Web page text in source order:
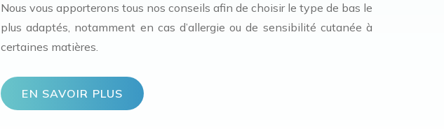
Nous vous apporterons tous nos conseils afin de choisir le type de bas le
plus adaptés, notamment en cas d’allergie ou de sensibilité cutanée à
certaines matières.
EN SAVOIR PLUS